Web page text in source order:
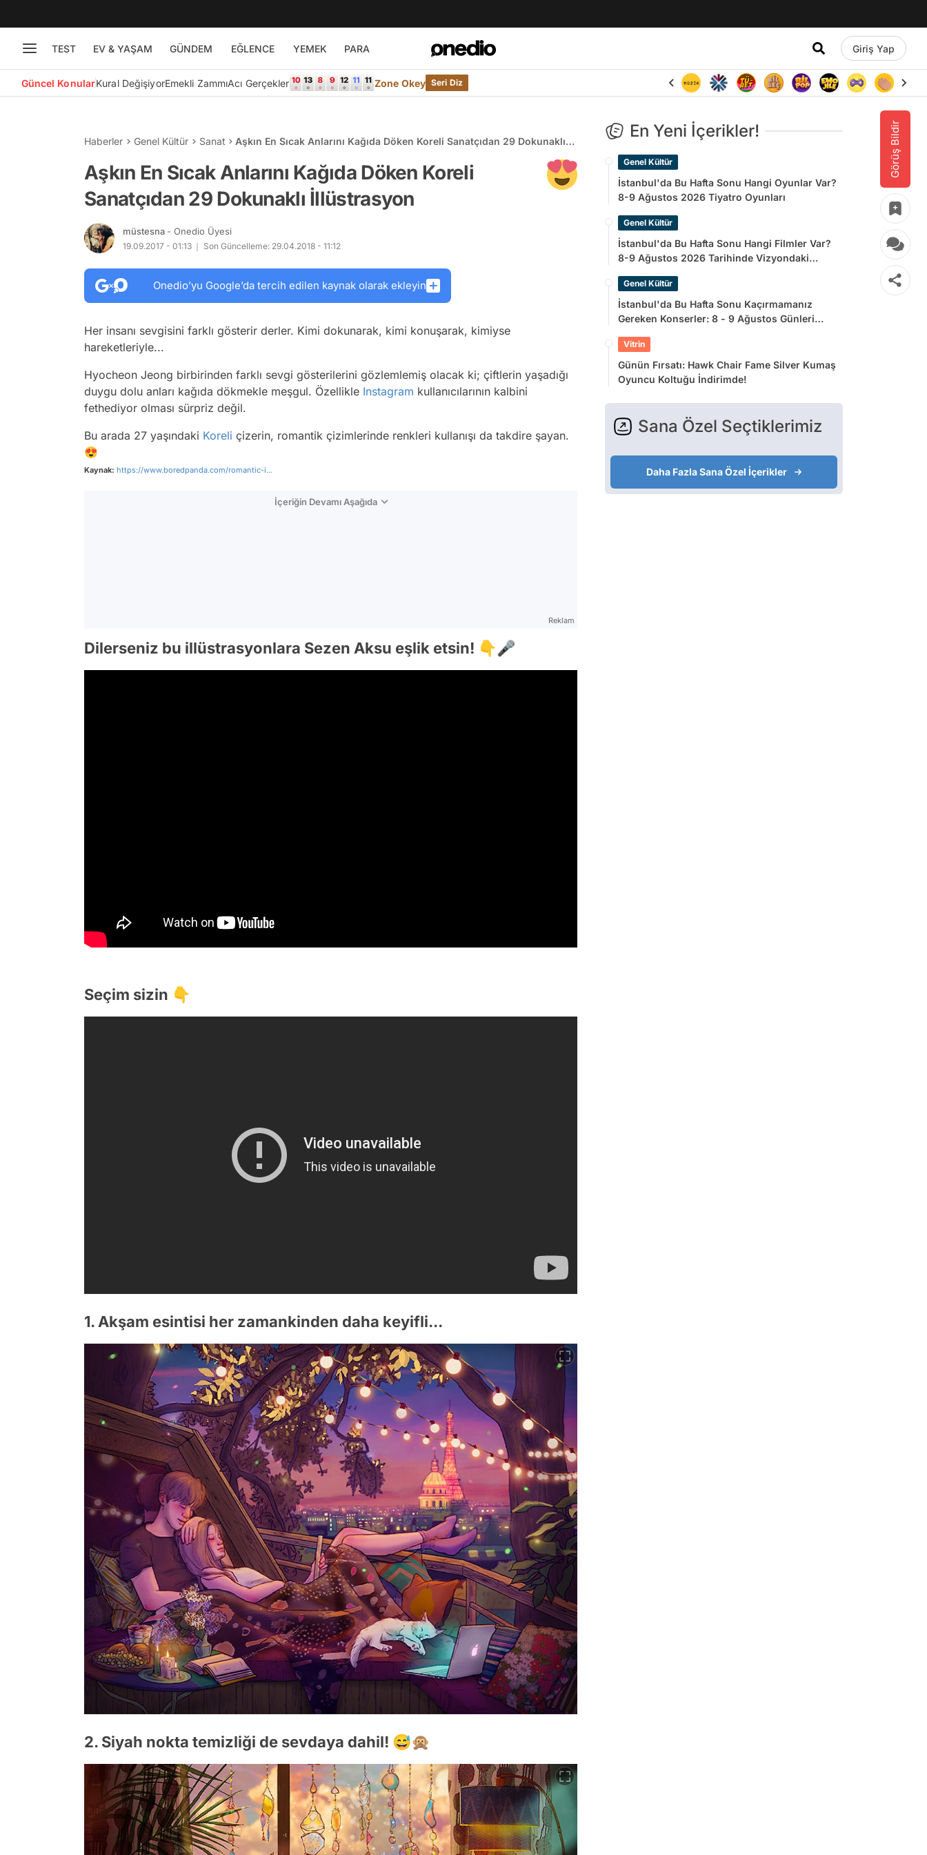
TEST EV & YAŞAM GÜNDEM EĞLENCE YEMEK PARA Giriş Yap
Güncel KonularKural DeğişiyorEmekli ZammıAcı Gerçekler Zone Okey Seri Diz
Görüş Bildir
Haberler Genel Kültür Sanat
Aşkın En Sıcak Anlarını Kağıda Döken Koreli Sanatçıdan 29 Dokunaklı
Aşkın En Sıcak Anlarını Kağıda Döken Koreli
Sanatçıdan 29 Dokunaklı İllüstrasyon
müstesna - Onedio Üyesi
19.09.2017 - 01:13 Son Güncelleme: 29.04.2018 - 11:12
Onedio’yu Google’da tercih edilen kaynak olarak ekleyin
Her insanı sevgisini farklı gösterir derler. Kimi dokunarak, kimi konuşarak, kimiyse
hareketleriyle...
Hyocheon Jeong birbirinden farklı sevgi gösterilerini gözlemlemiş olacak ki; çiftlerin yaşadığı
duygu dolu anları kağıda dökmekle meşgul. Özellikle Instagram kullanıcılarının kalbini
fethediyor olması sürpriz değil.
Bu arada 27 yaşındaki Koreli çizerin, romantik çizimlerinde renkleri kullanışı da takdire şayan.
😍
Kaynak: https://www.boredpanda.com/romantic-i...
İçeriğin Devamı Aşağıda
Reklam
Dilerseniz bu illüstrasyonlara Sezen Aksu eşlik etsin! 👇🎤
Seçim sizin 👇
1. Akşam esintisi her zamankinden daha keyifli...
2. Siyah nokta temizliği de sevdaya dahil! 😅🙊
En Yeni İçerikler!
Genel Kültür
İstanbul'da Bu Hafta Sonu Hangi Oyunlar Var?
8-9 Ağustos 2026 Tiyatro Oyunları
Genel Kültür
İstanbul'da Bu Hafta Sonu Hangi Filmler Var?
8-9 Ağustos 2026 Tarihinde Vizyondaki
Genel Kültür
İstanbul'da Bu Hafta Sonu Kaçırmamanız
Gereken Konserler: 8 - 9 Ağustos Günleri
Vitrin
Günün Fırsatı: Hawk Chair Fame Silver Kumaş
Oyuncu Koltuğu İndirimde!
Sana Özel Seçtiklerimiz
Daha Fazla Sana Özel İçerikler